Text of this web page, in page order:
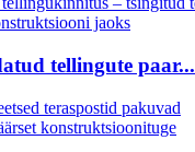
tellingute paar...